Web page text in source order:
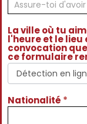
La ville où tu
l'heure et le lieu
convocation
ce formulaire
Nationalité *